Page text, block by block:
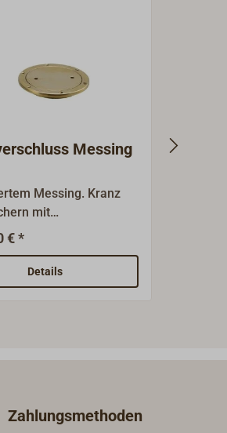
Messing
Messing. Kranz
mit
Deckel schließt
Auflagefläche ohne
€ *
Details
Zahlungsmethoden